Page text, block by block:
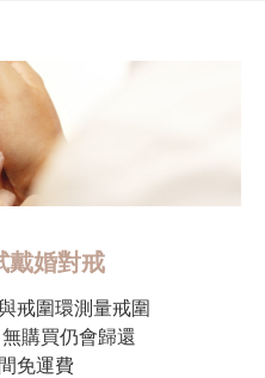
戴婚對戒
戒圍環測量戒圍
購買仍會歸還
免運費